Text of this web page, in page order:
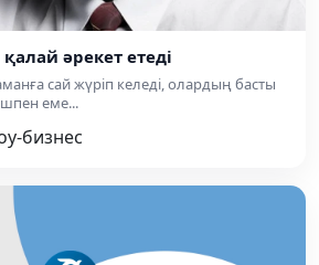
әрекет етеді
сай жүріп келеді, олардың басты
еме...
бизнес